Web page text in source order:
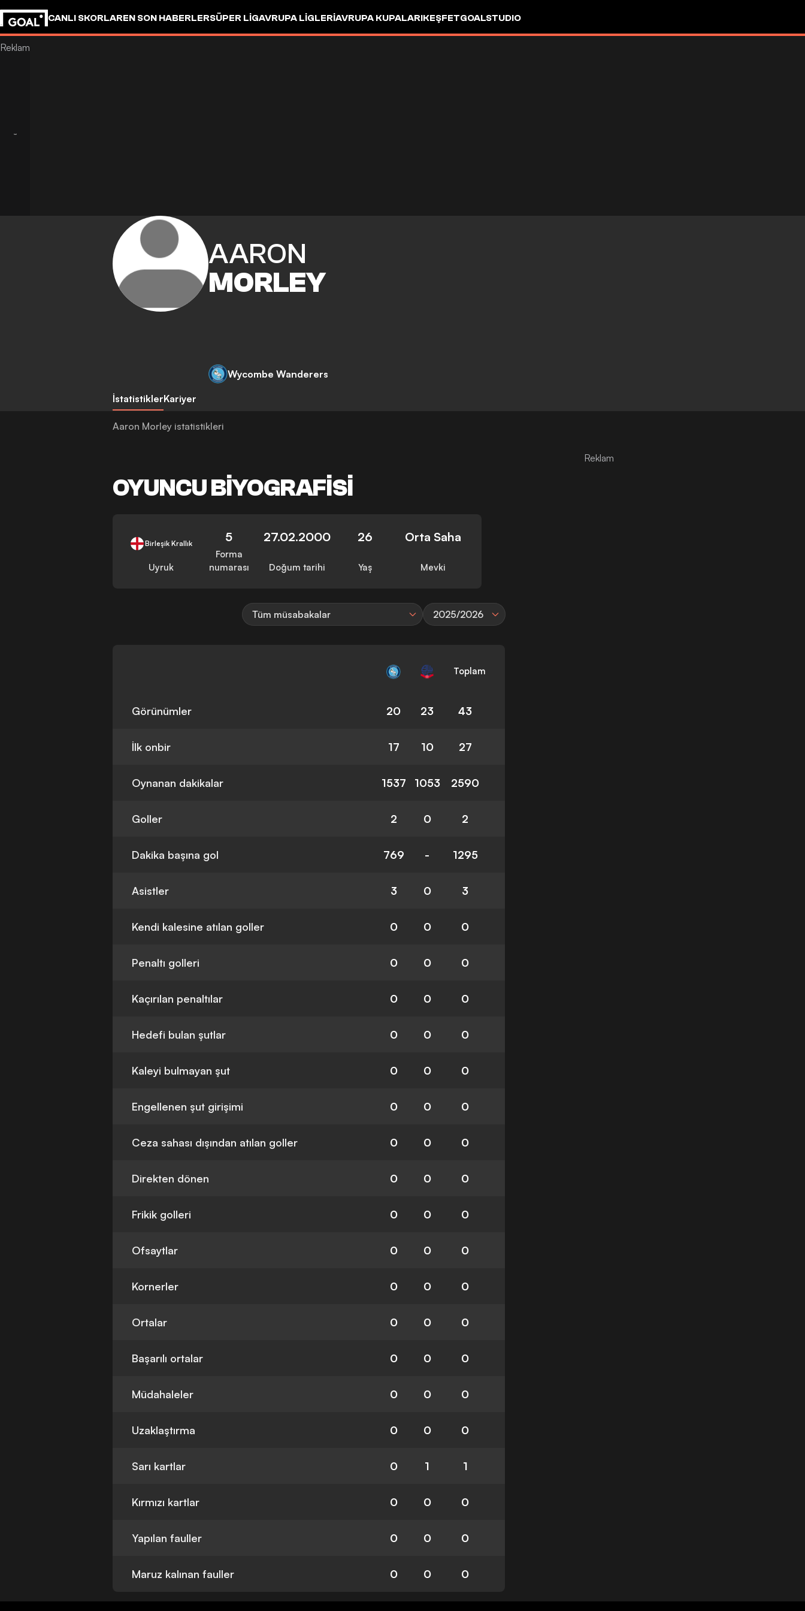
CANLI SKORLAREN SON HABERLERSÜPER LIGAVRUPA LIGLERIAVRUPA KUPALARIKEŞFETGOALSTUDIO
AARON
MORLEY
Wycombe Wanderers
İstatistiklerKariyer
Aaron Morley istatistikleri
OYUNCU BIYOGRAFISI
Birleşik Krallık
Uyruk
5
Forma
numarası
27.02.2000
Doğum tarihi
26
Yaş
Orta Saha
Mevki
Tüm müsabakalar 2025/2026
Toplam
Görünümler 20 23 43
İlk onbir 17 10 27
Oynanan dakikalar 1537 1053 2590
Goller 2 0 2
Dakika başına gol 769 - 1295
Asistler 3 0 3
Kendi kalesine atılan goller 0 0 0
Penaltı golleri 0 0 0
Kaçırılan penaltılar 0 0 0
Hedefi bulan şutlar 0 0 0
Kaleyi bulmayan şut 0 0 0
Engellenen şut girişimi 0 0 0
Ceza sahası dışından atılan goller 0 0 0
Direkten dönen 0 0 0
Frikik golleri 0 0 0
Ofsaytlar 0 0 0
Kornerler 0 0 0
Ortalar 0 0 0
Başarılı ortalar 0 0 0
Müdahaleler 0 0 0
Uzaklaştırma 0 0 0
Sarı kartlar 0 1 1
Kırmızı kartlar 0 0 0
Yapılan fauller 0 0 0
Maruz kalınan fauller 0 0 0